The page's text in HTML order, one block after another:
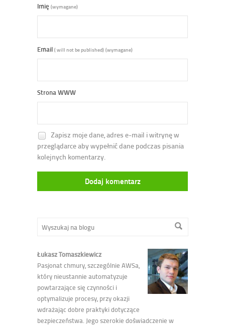
Imię (wymagane)
Email ( will not be published) (wymagane)
Strona WWW
Zapisz moje dane, adres e-mail i witrynę w
przeglądarce aby wypełnić dane podczas pisania
kolejnych komentarzy.
Łukasz Tomaszkiewicz
Pasjonat chmury, szczególnie AWSa,
który nieustannie automatyzuje
powtarzające się czynności i
optymalizuje procesy, przy okazji
wdrażając dobre praktyki dotyczące
bezpieczeństwa. Jego szerokie doświadczenie w